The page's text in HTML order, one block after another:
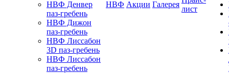
НВФ Денвер
паз-гребень
НВФ Дижон
паз-гребень
НВФ Лиссабон
3D паз-гребень
НВФ Лиссабон
паз-гребень
НВФ Акции Галерея
лист